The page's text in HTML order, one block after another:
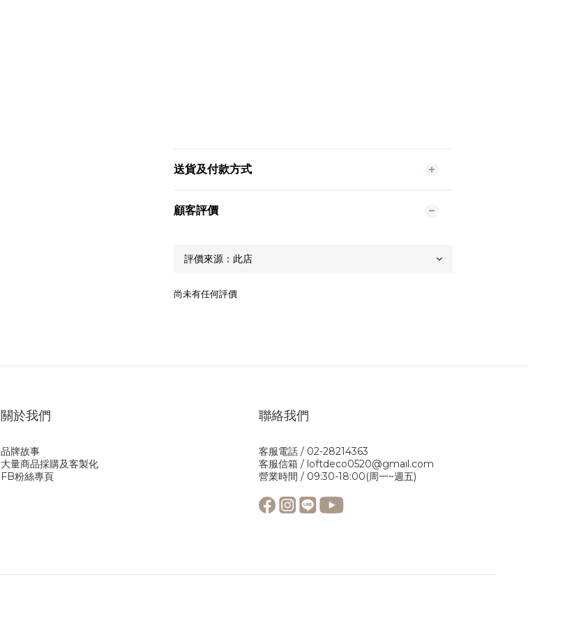
送貨及付款方式
顧客評價
尚未有任何評價
關於我們
品牌故事
大量商品採購及客製化
FB粉絲專頁
聯絡我們
客服電話 / 02-28214363
客服信箱 / loftdeco0520@gmail.com
營業時間 / 09:30-18:00(周一~週五)